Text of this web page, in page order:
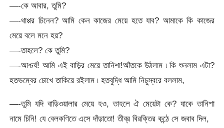
—-কে আবার, তুমি?
—-থাপ্পর চিনেন? আমি কেন কাজের মেয়ে হতে যাব? আমাকে কি কাজের
মেয়ে বলে মনে হয়?
—-তাহলে? কে তুমি?
—-আশ্চর্য! আমি এই বাড়ির মেয়ে তানিশা!আঁতকে উঠলাম ৷ কি শুনলাম এটা?
হতভম্বের চোখে তাকিয়ে রইলাম ৷ হতবুদ্ধি আমি নিচুস্বরে বললাম,
—-তুমি যদি বাড়িওয়ালার মেয়ে হও, তাহলে ঐ মেয়েটা কে? যাকে তানিশা
নামে চিনি! যে বেলকণিতে এসে দাঁড়াতো! তীব্র বিরক্তির কন্ঠে সে জবাব দিল,